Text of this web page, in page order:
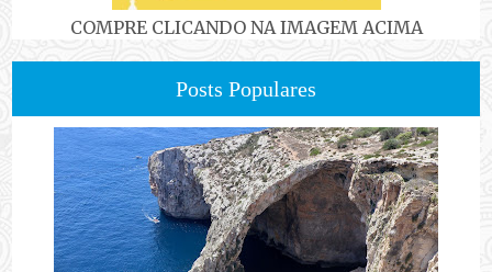
COMPRE CLICANDO NA IMAGEM ACIMA
Posts Populares